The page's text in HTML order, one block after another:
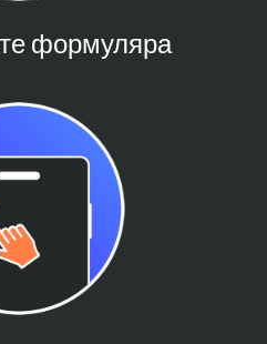
формуляра